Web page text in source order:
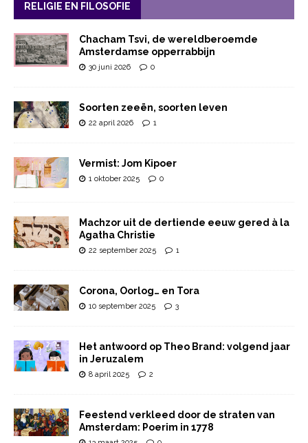
RELIGIE EN FILOSOFIE
Chacham Tsvi, de wereldberoemde
Amsterdamse opperrabbijn
30 juni 2026 0
Soorten zeeën, soorten leven
22 april 2026 1
Vermist: Jom Kipoer
1 oktober 2025 0
Machzor uit de dertiende eeuw gered à la
Agatha Christie
22 september 2025 1
Corona, Oorlog… en Tora
10 september 2025 3
Het antwoord op Theo Brand: volgend jaar
in Jeruzalem
8 april 2025 2
Feestend verkleed door de straten van
Amsterdam: Poerim in 1778